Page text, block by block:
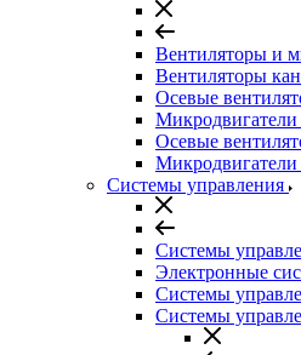
Вентиляторы и
Вентиляторы
Осевые
Микродвигатели
Осевые
Системы управления
Системы
Электронные
Системы
Системы